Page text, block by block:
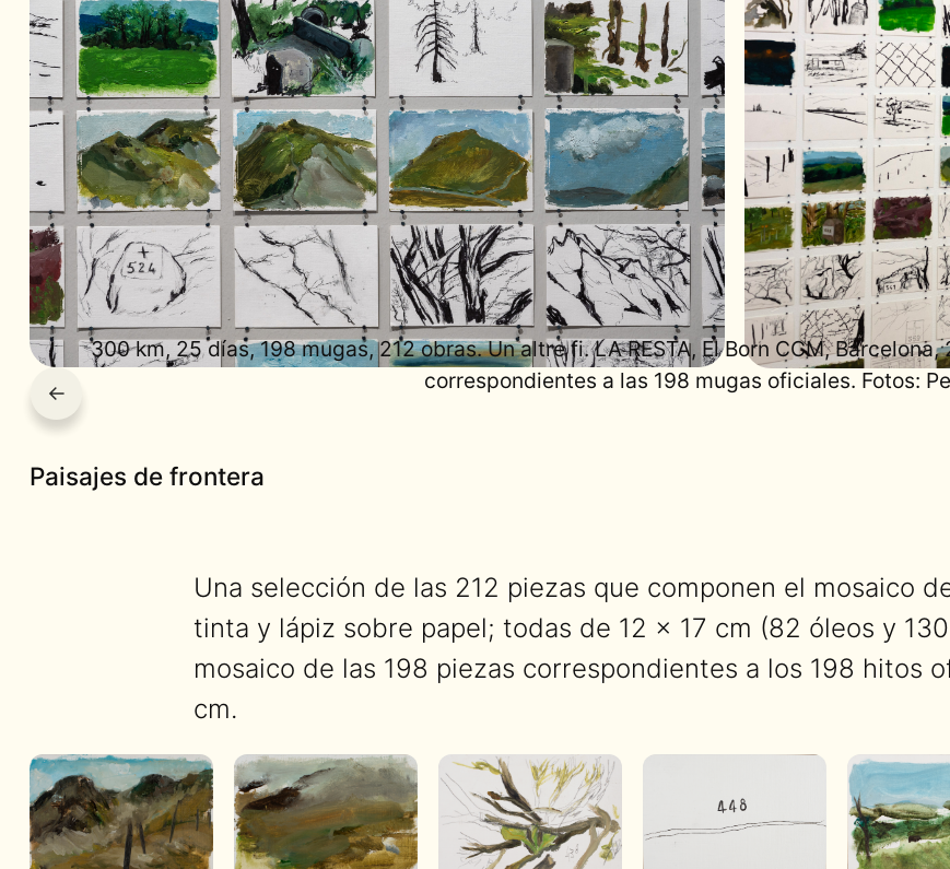
300 km, 25 días, 198 mugas, 212 obras. Un altre fi. LA RESTA, El Born CCM,
correspondientes a las 198 mugas oficiales. Fotos:
Paisajes de frontera
Una selección de las 212 piezas que componen el mosaico
tinta y lápiz sobre papel; todas de 12 × 17 cm (82 óleos y
mosaico de las 198 piezas correspondientes a los 198 hitos
cm.
←